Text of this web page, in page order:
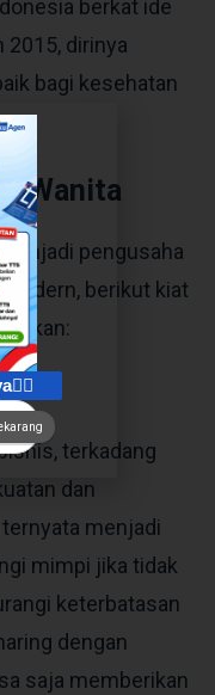
berkat ide
2015, dirinya
bagi kesehatan
Wanita
pengusaha
berikut kiat
terkadang
dan
menjadi
mimpi jika tidak
keterbatasan
dengan
saja memberikan